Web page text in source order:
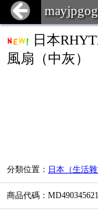
日本
風扇（中灰）
分類位置 ： 日本（生活雜
商品代碼 ：